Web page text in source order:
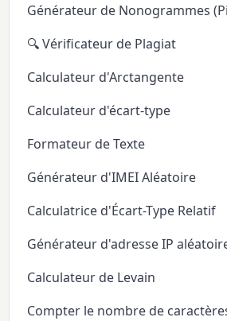
Générateur de Nonogrammes
🔍 Vérificateur de Plagiat
Calculateur d'Arctangente
Calculateur d'écart-type
Formateur de Texte
Générateur d'IMEI Aléatoire
Calculatrice d'Écart-Type Relatif
Générateur d'adresse IP
Calculateur de Levain
Compter le nombre de